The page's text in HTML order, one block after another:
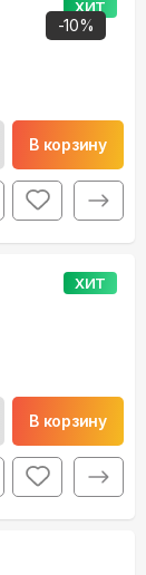
ХИТ
-10%
В корзину
ХИТ
В корзину